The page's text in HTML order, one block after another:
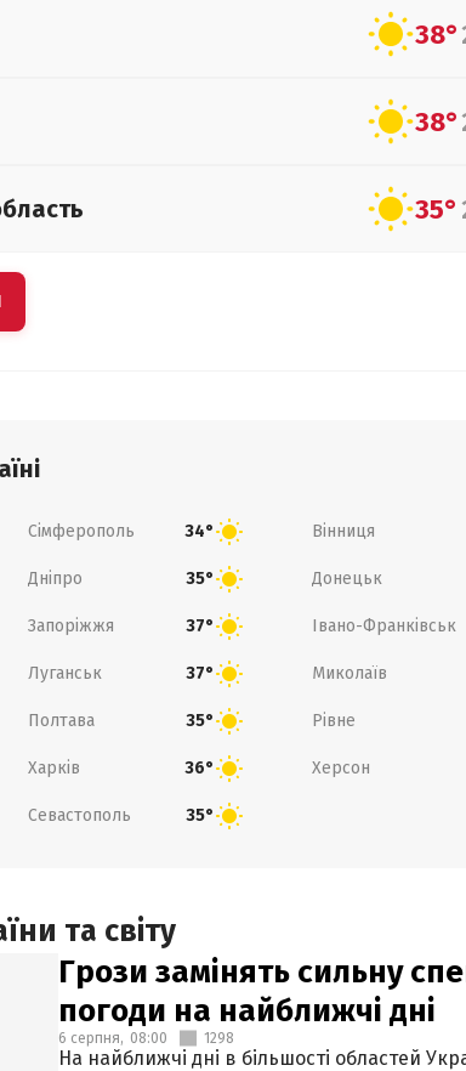
38°
38°
35°
Сімферополь 34° Вінниця
Дніпро 35° Донецьк
Запоріжжя 37° Івано-Франківськ
Луганськ 37° Миколаїв
Полтава 35° Рівне
Харків 36° Херсон
Севастополь 35°
та світу
Грози замінять сильну
погоди на найближчі дні
6 серпня, 08:00 1298
На найближчі дні в більшості областей